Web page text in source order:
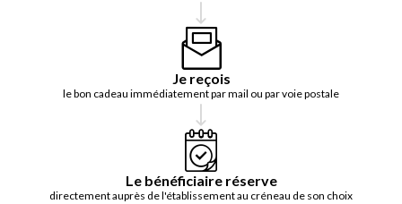
Je reçois
le bon cadeau immédiatement par mail ou par voie postale
Le bénéficiaire réserve
directement auprès de l'établissement au créneau de son choix